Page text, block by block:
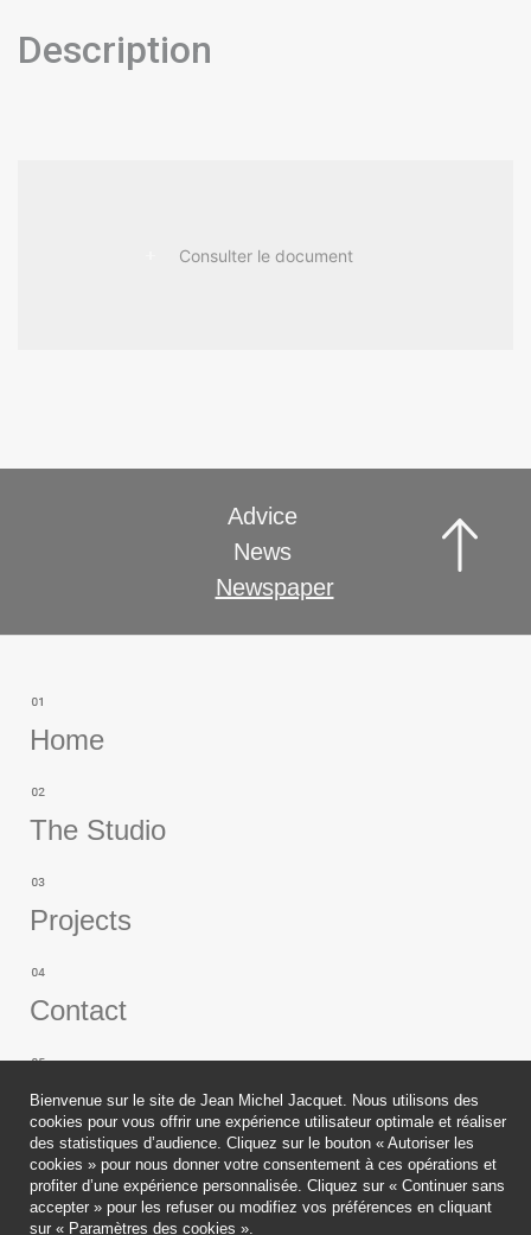
Description
Consulter le document
Advice
News
Newspaper
Home
The Studio
Projects
Contact
Publications
Legals
Bienvenue sur le site de Jean Michel Jacquet. Nous utilisons des
cookies pour vous offrir une expérience utilisateur optimale et réaliser
des statistiques d’audience. Cliquez sur le bouton « Autoriser les
cookies » pour nous donner votre consentement à ces opérations et
profiter d’une expérience personnalisée. Cliquez sur « Continuer sans
accepter » pour les refuser ou modifiez vos préférences en cliquant
sur « Paramètres des cookies ».